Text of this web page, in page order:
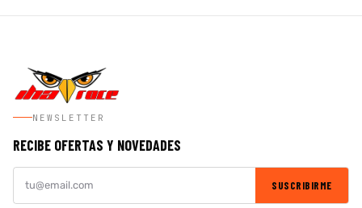
NEWSLETTER
RECIBE OFERTAS Y NOVEDADES
SUSCRIBIRME